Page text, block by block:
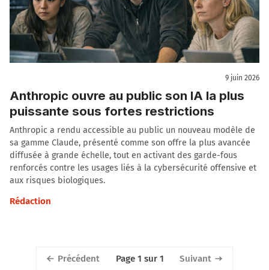
9 juin 2026
Anthropic ouvre au public son IA la plus
puissante sous fortes restrictions
Anthropic a rendu accessible au public un nouveau modèle de
sa gamme Claude, présenté comme son offre la plus avancée
diffusée à grande échelle, tout en activant des garde-fous
renforcés contre les usages liés à la cybersécurité offensive et
aux risques biologiques.
Rédaction
Précédent Page 1 sur 1 Suivant